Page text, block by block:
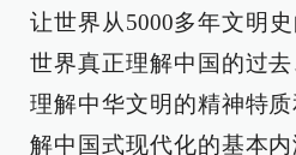
让世界从5000多年文明
世界真正理解中国的过
理解中华文明的精神特
解中国式现代化的基本